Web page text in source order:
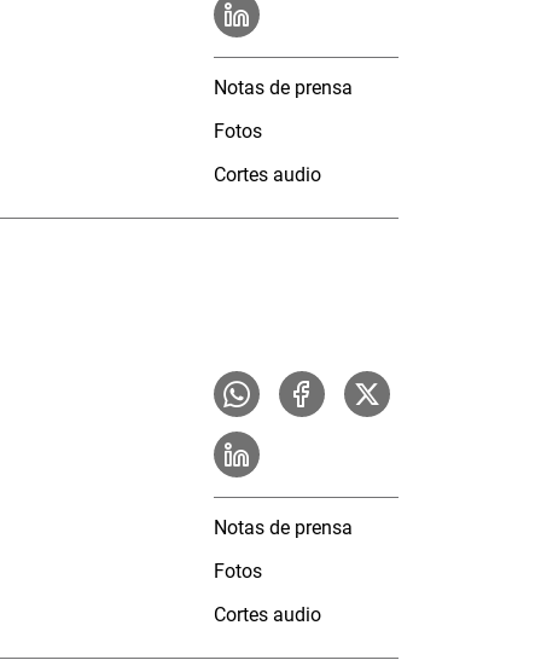
Notas de prensa
Fotos
Cortes audio
Notas de prensa
Fotos
Cortes audio